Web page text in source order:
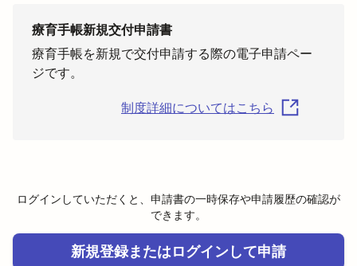
療育手帳新規交付申請書
療育手帳を新規で交付申請する際の電子申請ペー
ジです。
制度詳細についてはこちら
ログインしていただくと、申請書の一時保存や申請履歴の確認が
できます。
新規登録またはログインして申請